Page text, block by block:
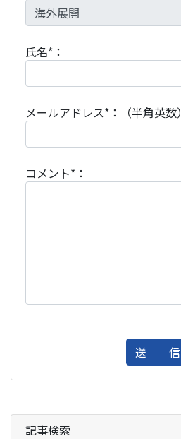
氏名*：
メールアドレス*：（半角英数）
コメント*：
送 信
記事検索